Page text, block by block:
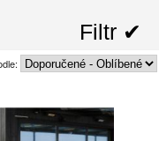
Filtr ✔︎